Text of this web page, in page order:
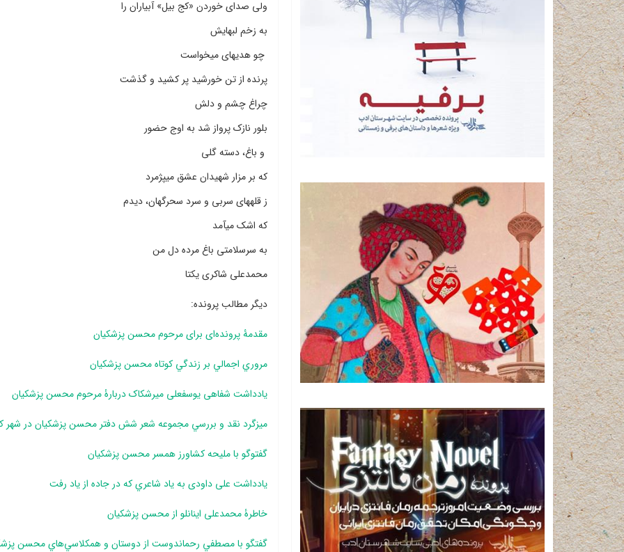
ولی صدای خوردن «کج بیل» آبیاران را
به زخم لب‎هایش
چو هدیه‎ای می‎خواست
پرنده از تن خورشید پر کشید و گذشت
چراغ چشم و دلش
بلور نازک پرواز شد به اوج حضور
و باغ، دسته گلی
که بر مزار شهیدان عشق می‎پژمرد
ز قله‎‎های سربی و سرد سحرگهان، دیدم
که اشک می‎آمد
به سرسلامتی باغ مرده دل من
محمدعلی شاکری یکتا
دیگر مطالب پرونده:
مقدمۀ پرونده‌ای برای مرحوم محسن پزشکیان
مروري اجمالي بر زندگي کوتاه محسن پزشکيان
یادداشت شفاهی یوسفعلی میرشکاک دربارۀ مرحوم محسن پزشکیان
ميزگرد نقد و بررسي مجموعه ‎شعر شش دفتر محسن پزشکيان در شهر كتاب
گفت‎وگو با مليحه کشاورز همسر محسن پزشکيان
یادداشت علی داودی به ياد شاعري که در جاده از ياد رفت
خاطرۀ محمدعلی اینانلو از محسن پزشکیان
گفتگو با مصطفي رحماندوست از دوستان و همكلاسي‌هاي محسن